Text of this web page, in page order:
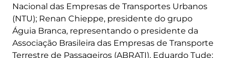
Nacional das Empresas de Transportes Urbanos
(NTU); Renan Chieppe, presidente do grupo
Águia Branca, representando o presidente da
Associação Brasileira das Empresas de Transporte
Terrestre de Passageiros (ABRATI), Eduardo Tude;